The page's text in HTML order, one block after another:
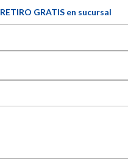
RETIRO GRATIS en sucursal